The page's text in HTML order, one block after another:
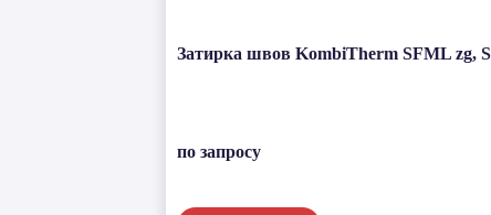
Затирка швов KombiTherm SFML zg,
по запросу